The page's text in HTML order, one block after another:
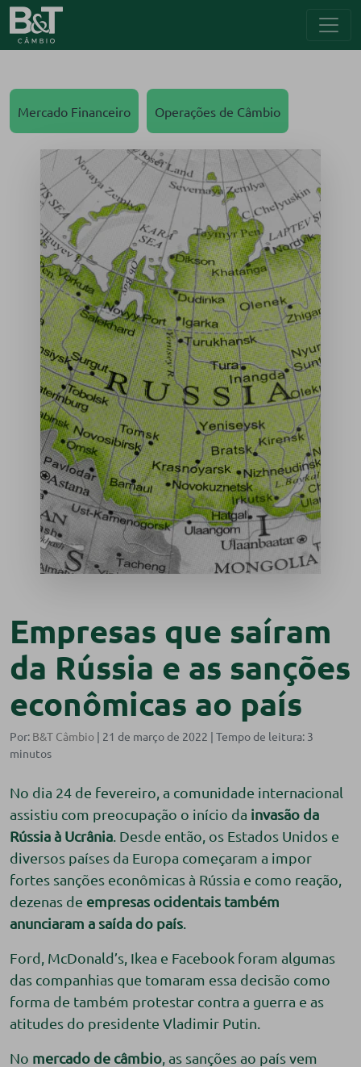
Mercado Financeiro Operações de Câmbio
Empresas que saíram
da Rússia e as sanções
econômicas ao país
Por: B&T Câmbio | 21 de março de 2022 |
No dia 24 de fevereiro, a comunidade internacional
assistiu com preocupação o início da invasão da
Rússia à Ucrânia . Desde então, os Estados Unidos e
diversos países da Europa começaram a impor
fortes sanções econômicas à Rússia e como reação,
dezenas de empresas ocidentais também
anunciaram a saída do país
Ford, McDonald’s, Ikea e Facebook foram algumas
das companhias que tomaram essa decisão como
forma de também protestar contra a guerra e as
atitudes do presidente Vladimir Putin.
No mercado de câmbio , as sanções ao país vem